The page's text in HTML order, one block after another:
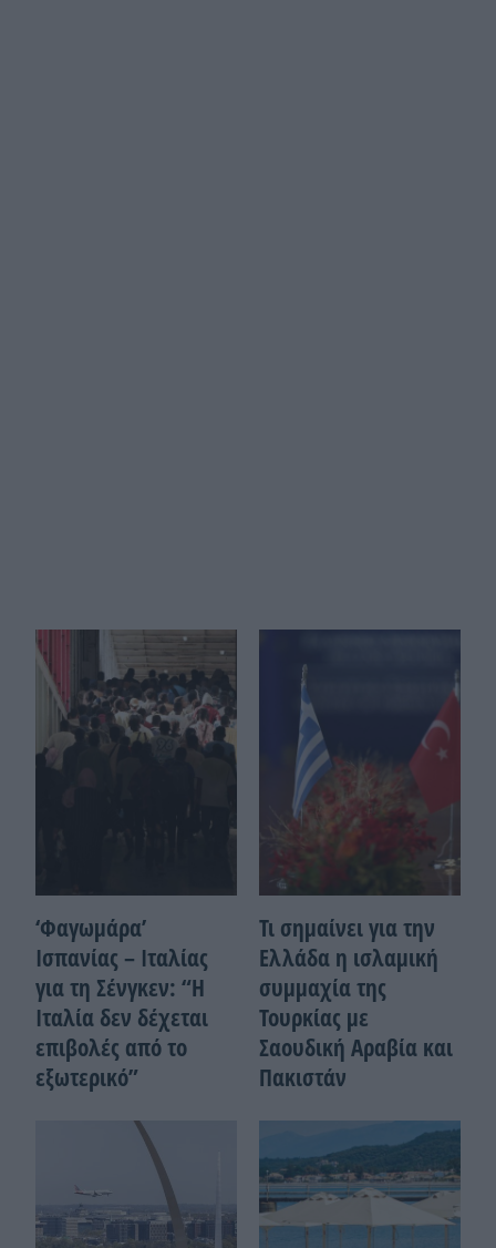
‘Φαγωμάρα’
Ισπανίας – Ιταλίας
για τη Σένγκεν: “Η
Ιταλία δεν δέχεται
επιβολές από το
εξωτερικό”
Τι σημαίνει για την
Ελλάδα η ισλαμική
συμμαχία της
Τουρκίας με
Σαουδική Αραβία και
Πακιστάν